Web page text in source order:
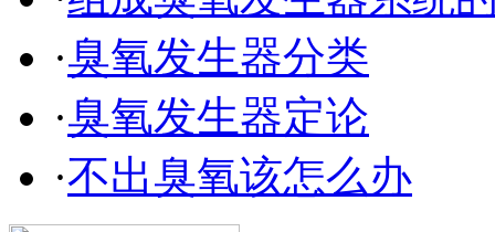
·臭氧发生器分类
·臭氧发生器定论
·不出臭氧该怎么办